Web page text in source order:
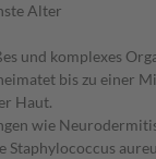
Alter
und komplexes
bis zu einer
Haut.
wie